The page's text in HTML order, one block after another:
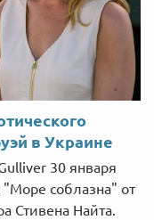
в Украине
30 января
"Море соблазна" от
Стивена Найта.